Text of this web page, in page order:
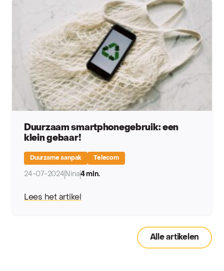
Duurzaam smartphonegebruik: een
klein gebaar!
Duurzame aanpak Telecom
24-07-2024 Nina4 min.
Lees het artikel
Alle artikelen